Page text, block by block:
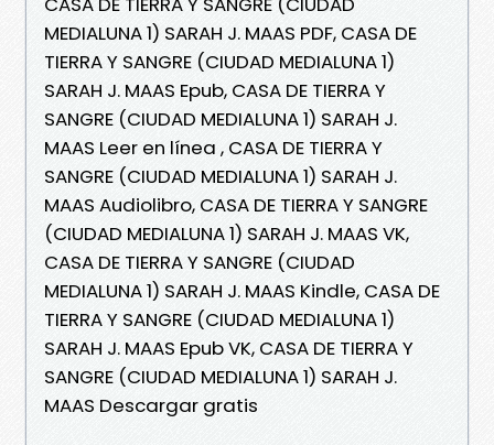
MEDIALUNA 1) SARAH J. MAAS PDF, CASA DE
TIERRA Y SANGRE (CIUDAD MEDIALUNA 1)
SARAH J. MAAS Epub, CASA DE TIERRA Y
SANGRE (CIUDAD MEDIALUNA 1) SARAH J.
MAAS Leer en línea , CASA DE TIERRA Y
SANGRE (CIUDAD MEDIALUNA 1) SARAH J.
MAAS Audiolibro, CASA DE TIERRA Y SANGRE
(CIUDAD MEDIALUNA 1) SARAH J. MAAS VK,
CASA DE TIERRA Y SANGRE (CIUDAD
MEDIALUNA 1) SARAH J. MAAS Kindle, CASA DE
TIERRA Y SANGRE (CIUDAD MEDIALUNA 1)
SARAH J. MAAS Epub VK, CASA DE TIERRA Y
SANGRE (CIUDAD MEDIALUNA 1) SARAH J.
MAAS Descargar gratis